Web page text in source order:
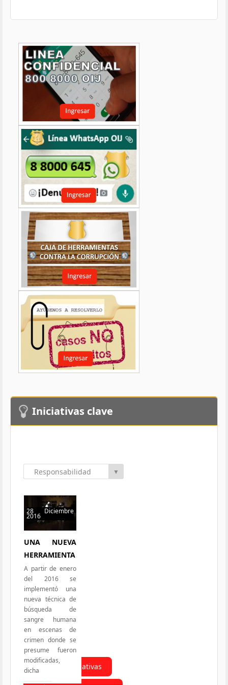
Iniciativas clave
Todas las Iniciativas
Responsabilidad
▼
28 Diciembre
2016
56 hits
UNA NUEVA
HERRAMIENTA
A partir de enero
del 2016 se
implementó una
nueva técnica de
búsqueda de
sangre humana
en escenas de
crimen donde se
presume fueron
modificadas,
dicha